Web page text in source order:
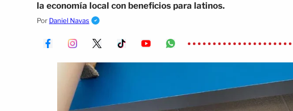
la economía local con beneficios para latinos.
Por Daniel Navas